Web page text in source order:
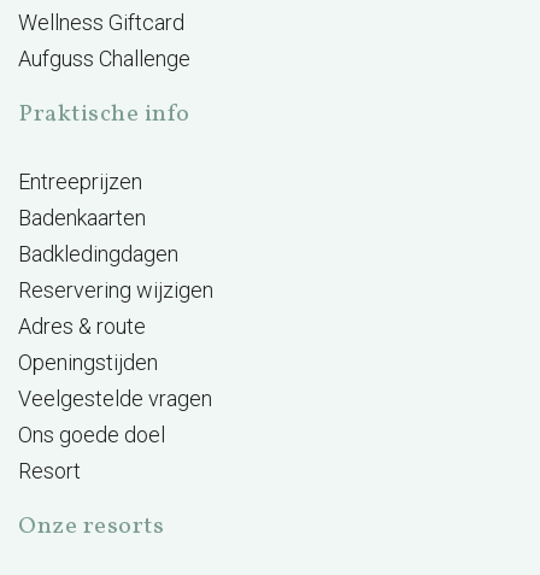
Wellness Giftcard
Aufguss Challenge
Praktische info
Entreeprijzen
Badenkaarten
Badkledingdagen
Reservering wijzigen
Adres & route
Openingstijden
Veelgestelde vragen
Ons goede doel
Resort
Onze resorts